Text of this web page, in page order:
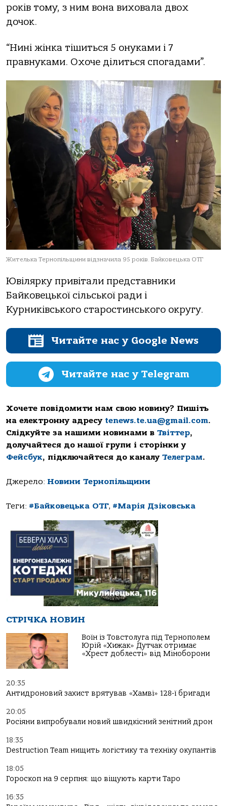
років тому, з ним вона виховала двох
дочок.
“Нині жінка тішиться 5 онуками і 7
правнуками. Охоче ділиться спогадами”.
Жителька Тернопільщини відзначила 95 років. Байковецька ОТГ
Ювілярку привітали представники
Байковецької сільської ради і
Курниківського старостинського округу.
Читайте нас у Google News
Читайте нас у Telegram
Хочете повідомити нам свою новину? Пишіть
на електронну адресу tenews.te.ua@gmail.com.
Слідкуйте за нашими новинами в Твіттер,
долучайтеся до нашої групи і сторінки у
Фейсбук, підключайтеся до каналу Телеграм.
Джерело: Новини Тернопільщини
Теги: #Байковецька ОТГ, #Марія Дзіковська
СТРІЧКА НОВИН
Воїн із Товстолуга під Тернополем
Юрій «Хижак» Дутчак отримає
«Хрест доблесті» від Міноборони
20:35
Антидроновий захист врятував «Хамві» 128-ї бригади
20:05
Росіяни випробували новий швидкісний зенітний дрон
18:35
Destruction Team нищить логістику та техніку окупантів
18:05
Гороскоп на 9 серпня: що віщують карти Таро
16:35